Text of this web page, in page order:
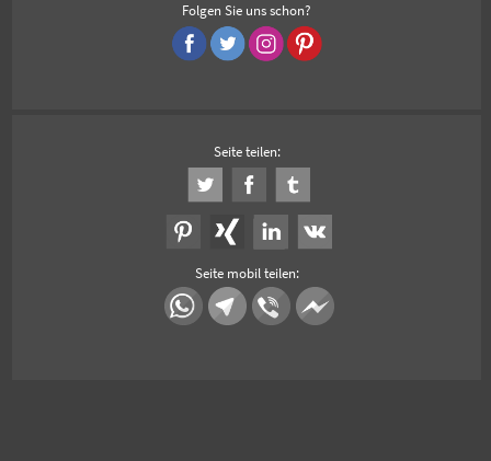
Folgen Sie uns schon?
Seite teilen:
Seite mobil teilen: